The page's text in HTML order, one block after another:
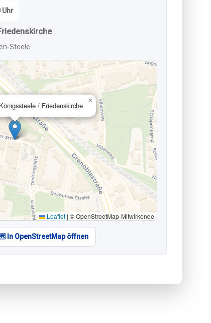
Uhr
Steele
/ Friedenskirche
×
Leaflet | © OpenStreetMap-Mitwirkende
In OpenStreetMap öffnen